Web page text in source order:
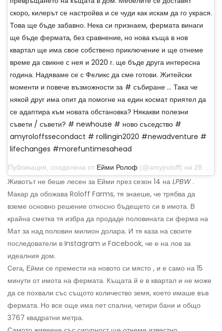
скоро, килерът се настройва и се чуди как искам да го украся.
Това ще бъде забавно. Нека си признаем, фермата винаги
ще бъде фермата, без сравнение, но нова къща в нов
квартал ще има свое собствено приключение и ще отнеме
време да свикне с нея и 2020 г. ще бъде друга интересна
година. Надяваме се с Феликс да сме готови. Житейски
моменти и повече възможности за # събиране ... Така че
някой друг има опит да помогне на един космат приятел да
се адаптира към новата обстановка? Някакви полезни
съвети / съвети? # newhouse # ново съседство #
amyroloffssecondact # rollingin2020 #newadventure #
lifechanges #morefuntimesahead
Публикация, споделена от Ейми Ролоф (@amyjroloff) на 28 декември 2019 г. в 9:48 ч. PST
Животът не беше лесен за Ейми през сезон 14 на LPBW .
Макар да обожава Roloff Farms, тя знаеше, че трябва да
вземе основно решение относно бъдещето си в имота. В
крайна сметка тя избра да продаде половината си ферма на
Мат за над половин милион долара. И тя каза на своите
последователи в Instagram и Facebook, че е на лов за
идеалния дом.
Сега, Ейми се премести на новото си място , и е само на 15
минути от имота на фермата. Къщата й е в квартал и не може
да се похвали със същото количество земя, което имаше във
фермата. Но все още има пет спални, четири бани и общо
3767 квадратни метра.